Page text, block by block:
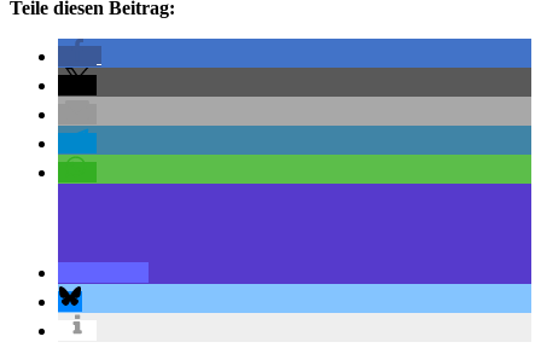
Teile diesen Beitrag: